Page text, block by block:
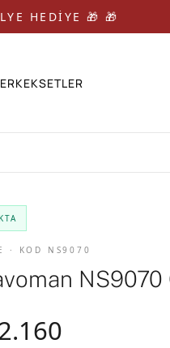
HEDİYE 🎁 🎁
ERKEKSETLER
· KOD NS9070